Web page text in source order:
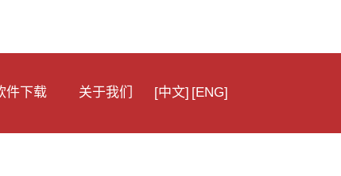
件下载 关于我们 [中文] [ENG]